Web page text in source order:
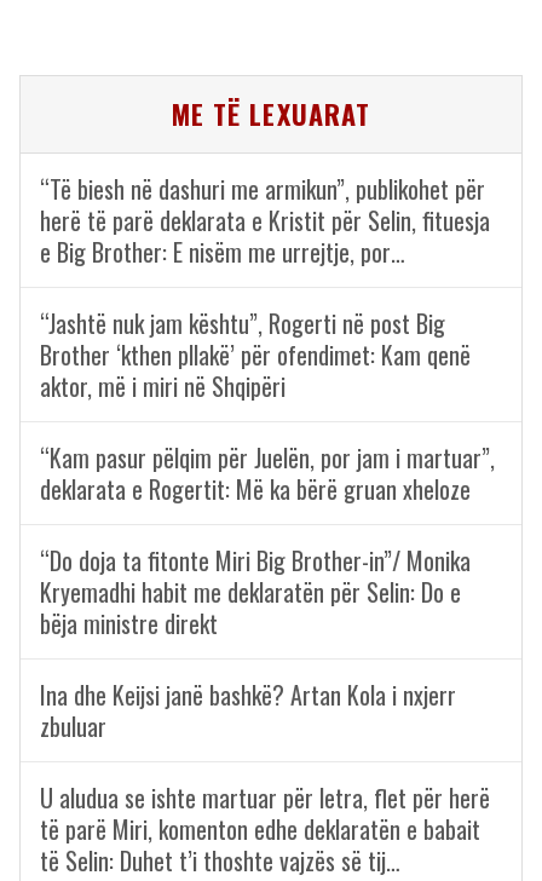
ME TË LEXUARAT
“Të biesh në dashuri me armikun”, publikohet për
herë të parë deklarata e Kristit për Selin, fituesja
e Big Brother: E nisëm me urrejtje, por…
“Jashtë nuk jam kështu”, Rogerti në post Big
Brother ‘kthen pllakë’ për ofendimet: Kam qenë
aktor, më i miri në Shqipëri
“Kam pasur pëlqim për Juelën, por jam i martuar”,
deklarata e Rogertit: Më ka bërë gruan xheloze
“Do doja ta fitonte Miri Big Brother-in”/ Monika
Kryemadhi habit me deklaratën për Selin: Do e
bëja ministre direkt
Ina dhe Keijsi janë bashkë? Artan Kola i nxjerr
zbuluar
U aludua se ishte martuar për letra, flet për herë
të parë Miri, komenton edhe deklaratën e babait
të Selin: Duhet t’i thoshte vajzës së tij…